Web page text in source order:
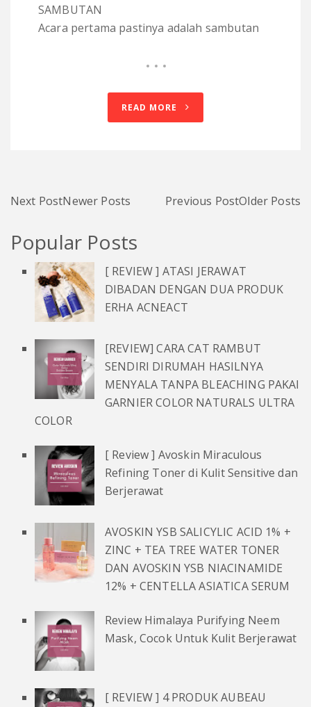
SAMBUTAN
Acara pertama pastinya adalah sambutan
READ MORE
Next PostNewer Posts Previous PostOlder Posts
Popular Posts
[ REVIEW ] ATASI JERAWAT
DIBADAN DENGAN DUA PRODUK
ERHA ACNEACT
[REVIEW] CARA CAT RAMBUT
SENDIRI DIRUMAH HASILNYA
MENYALA TANPA BLEACHING PAKAI
GARNIER COLOR NATURALS ULTRA
COLOR
[ Review ] Avoskin Miraculous
Refining Toner di Kulit Sensitive dan
Berjerawat
AVOSKIN YSB SALICYLIC ACID 1% +
ZINC + TEA TREE WATER TONER
DAN AVOSKIN YSB NIACINAMIDE
12% + CENTELLA ASIATICA SERUM
Review Himalaya Purifying Neem
Mask, Cocok Untuk Kulit Berjerawat
[ REVIEW ] 4 PRODUK AUBEAU